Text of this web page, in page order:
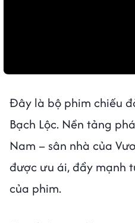
Đây là bộ phim chiếu
Bạch Lộc. Nền tảng
Nam – sân nhà của
được ưu ái, đẩy mạnh
của phim.